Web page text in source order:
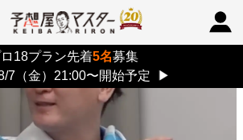
18プラン先着5名募集
7（金）21:00〜開始予定
▶
)